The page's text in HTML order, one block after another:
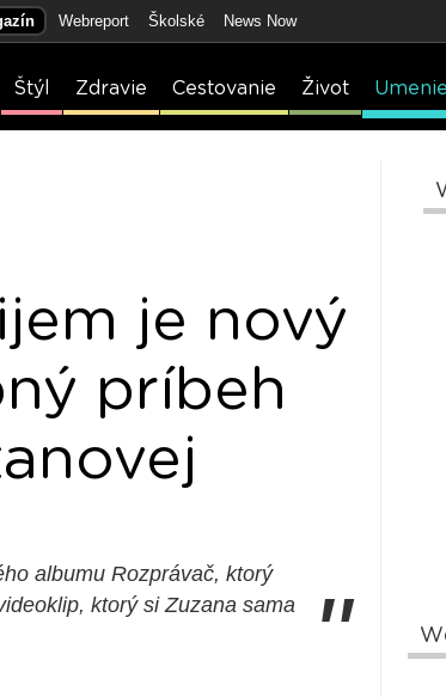
Webreport Školské News Now
Štýl Zdravie Cestovanie Život Umenie
je nový
príbeh
albumu Rozprávač, ktorý
ktorý si Zuzana sama
"